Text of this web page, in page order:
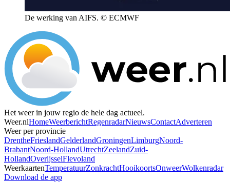
De werking van AIFS. © ECMWF
Het weer in jouw regio de hele dag actueel.
Weer.nlHomeWeerberichtRegenradarNieuwsContactAdverteren
Weer per provincie
DrentheFrieslandGelderlandGroningenLimburgNoord-
BrabantNoord-HollandUtrechtZeelandZuid-
HollandOverijsselFlevoland
WeerkaartenTemperatuurZonkrachtHooikoortsOnweerWolkenradar
Download de app